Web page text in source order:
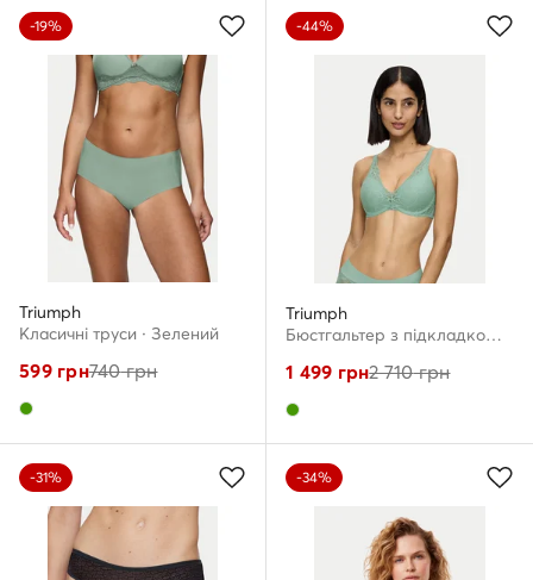
-19%
Triumph
Класичні труси · Зелений
599грн740грн
-44%
Triumph
Бюстгальтер з підкладкою · Зелений
1 499 грн2 710грн
-31% -34%